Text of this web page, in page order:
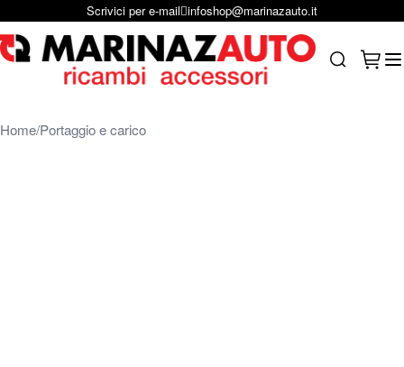
Salta al contenutoScrivici per e-mail infoshop@marinazauto.it
Home Portaggio e carico